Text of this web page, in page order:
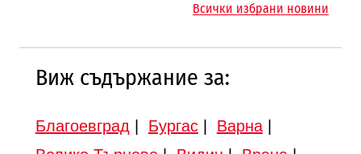
Всички избрани новини
Виж съдържание за:
Благоевград Бургас| Варна|